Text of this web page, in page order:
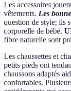
Les accessoires
vêtements. Les
question de style; ils
corporelle de bébé.
fibre naturelle sont
Les chaussettes et
petits pieds ont
chaussons adaptés
confortables.